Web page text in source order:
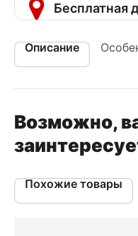
Бесплатная
Описание
Возможно,
Похожие товары